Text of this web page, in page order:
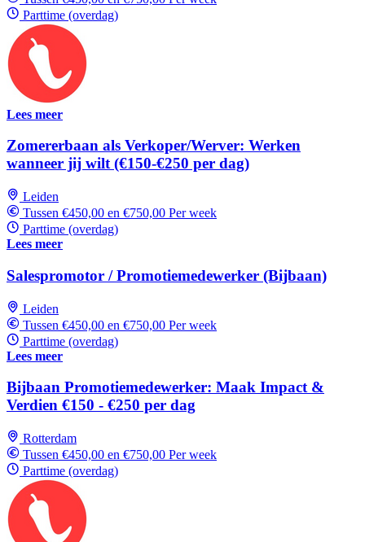
Parttime (overdag)
Lees meer
Zomererbaan als Verkoper/Werver: Werken
wanneer jij wilt (€150-€250 per dag)
Leiden
Tussen €450,00 en €750,00 Per week
Parttime (overdag)
Lees meer
Salespromotor / Promotiemedewerker (Bijbaan)
Leiden
Tussen €450,00 en €750,00 Per week
Parttime (overdag)
Lees meer
Bijbaan Promotiemedewerker: Maak Impact &
Verdien €150 - €250 per dag
Rotterdam
Tussen €450,00 en €750,00 Per week
Parttime (overdag)